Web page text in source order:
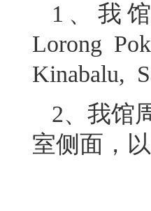
1、我
Lorong
Kinabalu,
2、我馆
室侧面，